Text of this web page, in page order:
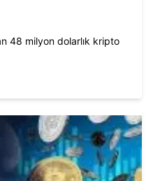
48 milyon dolarlık kripto